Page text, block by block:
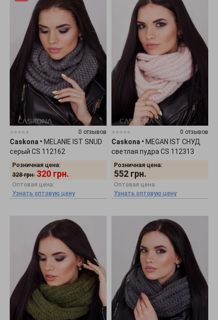
0 отзывов
Caskona • MELANIE IST SNUD
серый CS 112162
Розничная цена:
328 грн. 320 грн.
Оптовая цена:
Узнать оптовую цену
0 отзывов
Caskona • MEGAN IST СНУД
светлая пудра CS 112313
Розничная цена:
552 грн.
Оптовая цена:
Узнать оптовую цену